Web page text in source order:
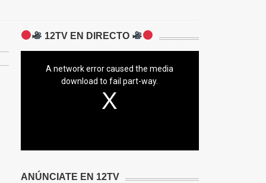
12TV EN DIRECTO
A network error caused the media
download to fail part-way.
ANÚNCIATE EN 12TV